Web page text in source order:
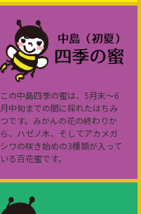
この中島四季の蜜は、5月末～6
月中旬までの間に採れたはちみ
つです。みかんの花の終わりか
ら、ハゼノ木、そしてアカメガ
シワの咲き始めの3種類が入って
いる百花蜜です。